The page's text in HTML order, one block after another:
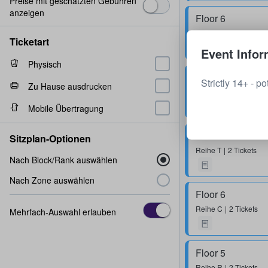
Floor 6
ReiheM 1 - 8 Tickets
Floor 6
2 Tickets
Reihe T 2 Tickets
Floor 6
Reihe C 2 Tickets
Floor 5
anzeigen
Ticketart
Physisch
Zu Hause ausdrucken
Mobile Übertragung
Sitzplan-Optionen
Nach Block/Rank auswählen
Nach Zone auswählen
Mehrfach-Auswahl erlauben
Event
Strictly 14+ -